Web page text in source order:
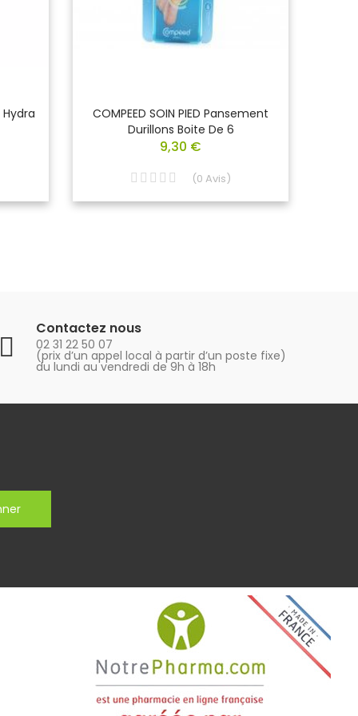
Hydra
COMPEED SOIN PIED Pansement
Durillons Boite De 6
9,30 €
(0 Avis)
Contactez nous
02 31 22 50 07
(prix d’un appel local à partir d’un poste fixe)
du lundi au vendredi de 9h à 18h